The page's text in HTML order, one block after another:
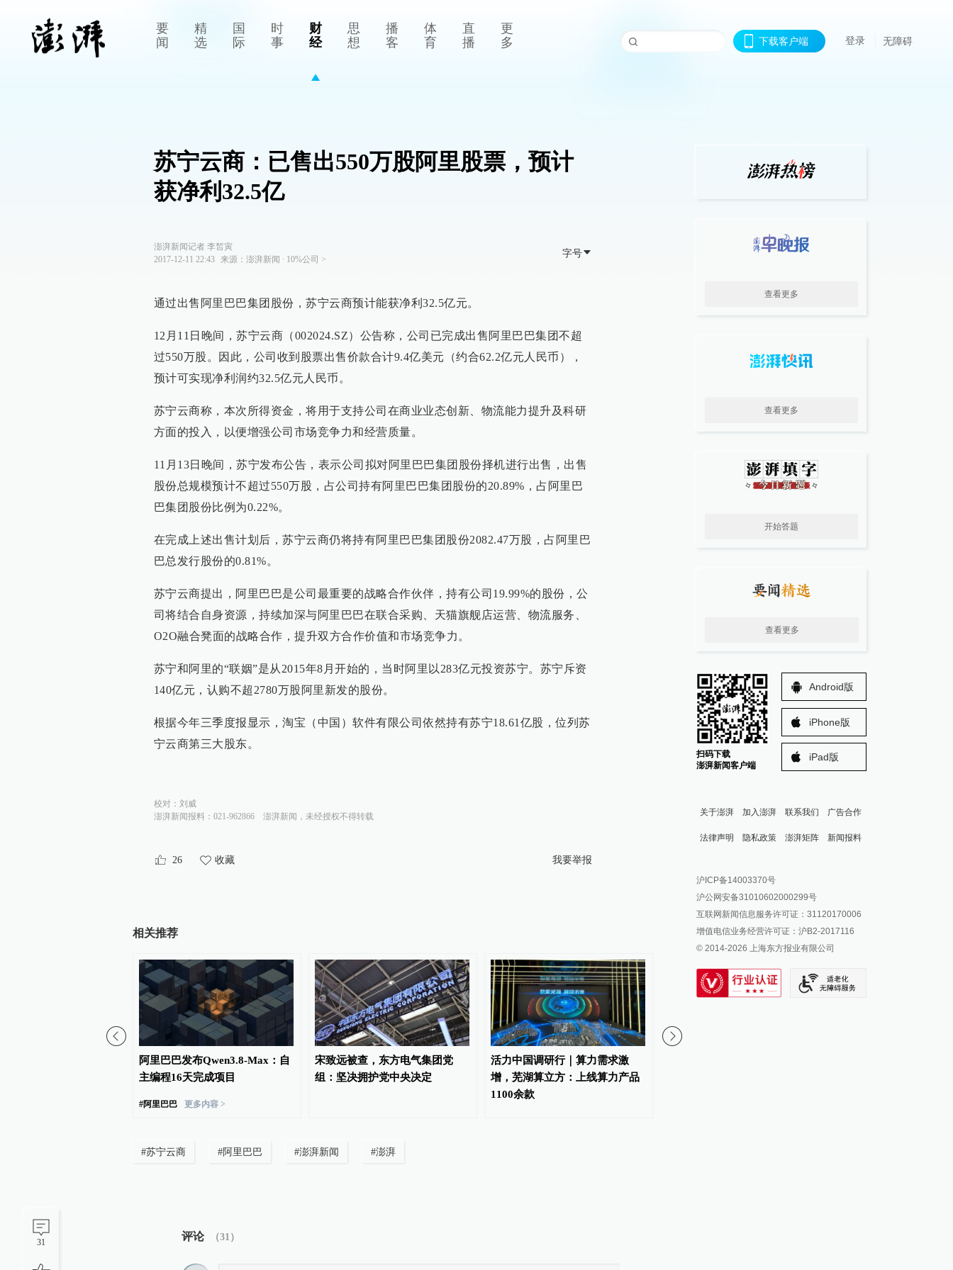
要
闻
精
选
国
际
时
事
财
经
思
想
播
客
体
育
直
播
更
多
下载客户端 登录 无障碍
31
苏宁云商：已售出550万股阿里股票，预计
获净利32.5亿
澎湃新闻记者 李皙寅
2017-12-11 22:43
来源： 澎湃新闻 ∙ 10%公司 >
字号
通过出售阿里巴巴集团股份，苏宁云商预计能获净利32.5亿元。
12月11日晚间，苏宁云商（002024.SZ）公告称，公司已完成出售阿里巴巴集团不超
过550万股。因此，公司收到股票出售价款合计9.4亿美元（约合62.2亿元人民币），
预计可实现净利润约32.5亿元人民币。
苏宁云商称，本次所得资金，将用于支持公司在商业业态创新、物流能力提升及科研
方面的投入，以便增强公司市场竞争力和经营质量。
11月13日晚间，苏宁发布公告，表示公司拟对阿里巴巴集团股份择机进行出售，出售
股份总规模预计不超过550万股，占公司持有阿里巴巴集团股份的20.89%，占阿里巴
巴集团股份比例为0.22%。
在完成上述出售计划后，苏宁云商仍将持有阿里巴巴集团股份2082.47万股，占阿里巴
巴总发行股份的0.81%。
苏宁云商提出，阿里巴巴是公司最重要的战略合作伙伴，持有公司19.99%的股份，公
司将结合自身资源，持续加深与阿里巴巴在联合采购、天猫旗舰店运营、物流服务、
O2O融合凳面的战略合作，提升双方合作价值和市场竞争力。
苏宁和阿里的“联姻”是从2015年8月开始的，当时阿里以283亿元投资苏宁。苏宁斥资
140亿元，认购不超2780万股阿里新发的股份。
根据今年三季度报显示，淘宝（中国）软件有限公司依然持有苏宁18.61亿股，位列苏
宁云商第三大股东。
校对： 刘威
澎湃新闻报料：021-962866
澎湃新闻，未经授权不得转载
26 收藏 我要举报
相关推荐
阿里巴巴发布Qwen3.8-Max：自
主编程16天完成项目
#阿里巴巴 更多内容 >
宋致远被查，东方电气集团党
组：坚决拥护党中央决定
活力中国调研行｜算力需求激
增，芜湖算立方：上线算力产品
1100余款
#苏宁云商 #阿里巴巴 #澎湃新闻 #澎湃
评论 （31 ）
查看更多
查看更多
开始答题
查看更多
扫码下载
澎湃新闻客户端
Android版
iPhone版
iPad版
关于澎湃 加入澎湃 联系我们 广告合作
法律声明 隐私政策 澎湃矩阵
澎湃新闻公众号
澎湃新闻抖音号
派生万物开放平台
IP SHANGHAI
SIXTH TONE
新闻报料
报料邮箱: news@thepaper.cn
沪ICP备14003370号
沪公网安备31010602000299号
互联网新闻信息服务许可证：31120170006
增值电信业务经营许可证：沪B2-2017116
© 2014-2026 上海东方报业有限公司